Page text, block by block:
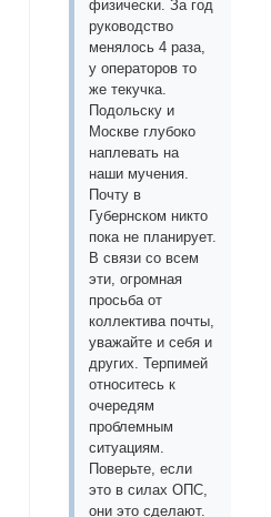
физически. За год
руководство
менялось 4 раза,
у операторов то
же текучка.
Подольску и
Москве глубоко
наплевать на
наши мучения.
Почту в
Губернском никто
пока не планирует.
В связи со всем
эти, огромная
просьба от
коллектива почты,
уважайте и себя и
других. Терпимей
относитесь к
очередям
проблемным
ситуациям.
Поверьте, если
это в силах ОПС,
они это сделают.